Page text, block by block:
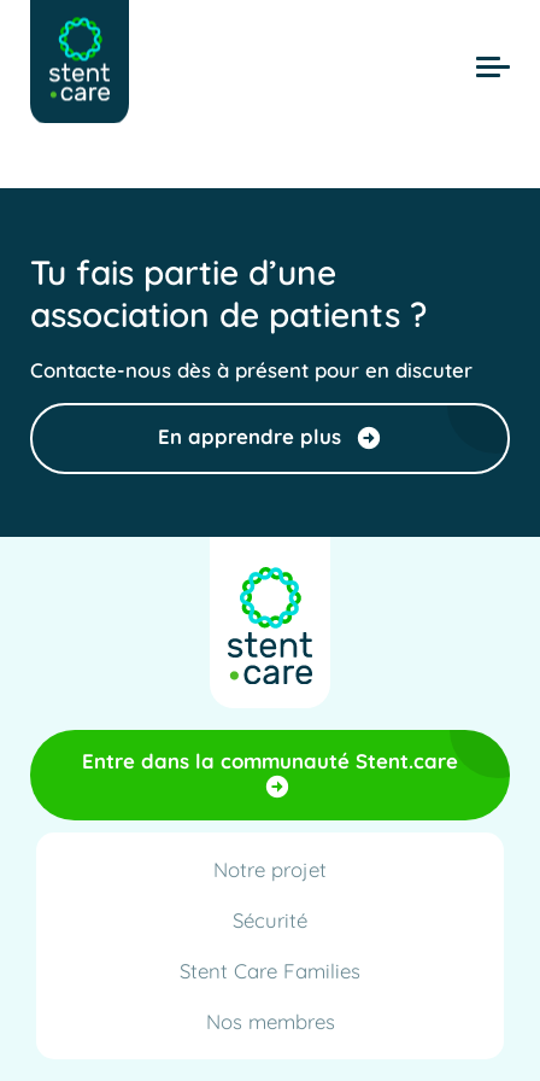
Skip to main content
Tu fais partie d’une
association de patients ?
Contacte-nous dès à présent pour en discuter
En apprendre plus
Entre dans la communauté Stent.care
Notre projet
Sécurité
Stent Care Families
Nos membres